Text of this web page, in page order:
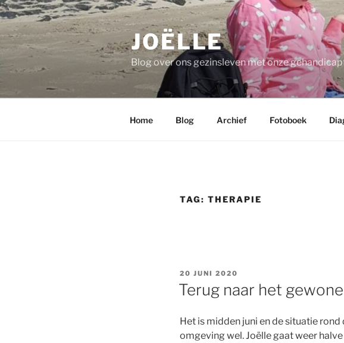
Ga
naar
de
inhoud
JOËLLE
Blog over ons gezinsleven met onze
Home Blog Archief Fotoboek
TAG: THERAPIE
GEPLAATST
OP
20 JUNI 2020
Terug naar het
Het is midden juni en de situatie
omgeving wel. Joëlle gaat weer